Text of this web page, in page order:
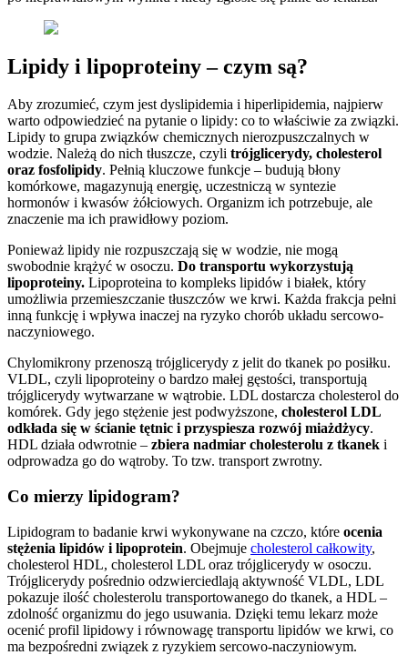
Lipidy i lipoproteiny – czym są?
Aby zrozumieć, czym jest dyslipidemia i hiperlipidemia, najpierw
warto odpowiedzieć na pytanie o lipidy: co to właściwie za związki.
Lipidy to grupa związków chemicznych nierozpuszczalnych w
wodzie. Należą do nich tłuszcze, czyli trójglicerydy, cholesterol
oraz fosfolipidy. Pełnią kluczowe funkcje – budują błony
komórkowe, magazynują energię, uczestniczą w syntezie
hormonów i kwasów żółciowych. Organizm ich potrzebuje, ale
znaczenie ma ich prawidłowy poziom.
Ponieważ lipidy nie rozpuszczają się w wodzie, nie mogą
swobodnie krążyć w osoczu. Do transportu wykorzystują
lipoproteiny. Lipoproteina to kompleks lipidów i białek, który
umożliwia przemieszczanie tłuszczów we krwi. Każda frakcja pełni
inną funkcję i wpływa inaczej na ryzyko chorób układu sercowo-
naczyniowego.
Chylomikrony przenoszą trójglicerydy z jelit do tkanek po posiłku.
VLDL, czyli lipoproteiny o bardzo małej gęstości, transportują
trójglicerydy wytwarzane w wątrobie. LDL dostarcza cholesterol do
komórek. Gdy jego stężenie jest podwyższone, cholesterol LDL
odkłada się w ścianie tętnic i przyspiesza rozwój miażdżycy.
HDL działa odwrotnie – zbiera nadmiar cholesterolu z tkanek i
odprowadza go do wątroby. To tzw. transport zwrotny.
Co mierzy lipidogram?
Lipidogram to badanie krwi wykonywane na czczo, które ocenia
stężenia lipidów i lipoprotein. Obejmuje cholesterol całkowity,
cholesterol HDL, cholesterol LDL oraz trójglicerydy w osoczu.
Trójglicerydy pośrednio odzwierciedlają aktywność VLDL, LDL
pokazuje ilość cholesterolu transportowanego do tkanek, a HDL –
zdolność organizmu do jego usuwania. Dzięki temu lekarz może
ocenić profil lipidowy i równowagę transportu lipidów we krwi, co
ma bezpośredni związek z ryzykiem sercowo-naczyniowym.